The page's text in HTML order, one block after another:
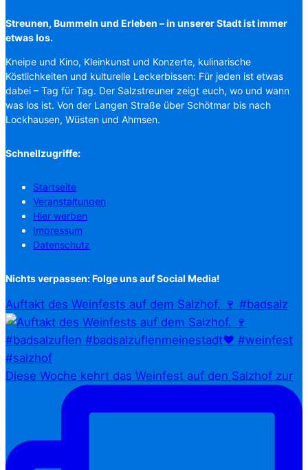
Streunen, Bummeln und Erleben – in unserer Stadt ist immer
etwas los.
Kneipe und Kino, Kleinkunst und Konzerte, kulinarische
Köstlichkeiten und kulturelle Leckerbissen: Für jeden ist etwas
dabei – Tag für Tag. Der Salzstreuner zeigt euch, wo und wann
was los ist. Von der Langen Straße über Schötmar bis nach
Lockhausen, Wüsten und Ahmsen.
Schnellzugriffe:
Startseite
Veranstaltungen
Hier werben
Impressum
Datenschutz
Nichts verpassen: Folge uns auf Social Media!
Auftakt des Weinfests auf dem Salzhof. 🍷 #badsalz
Diese Woche kehrt das Weinfest auf den Salzhof zur